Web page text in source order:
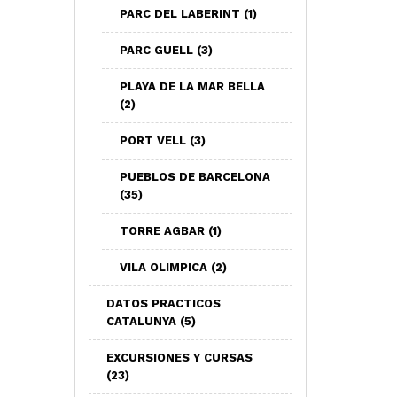
PARC DEL LABERINT (1)
PARC GUELL (3)
PLAYA DE LA MAR BELLA
(2)
PORT VELL (3)
PUEBLOS DE BARCELONA
(35)
TORRE AGBAR (1)
VILA OLIMPICA (2)
DATOS PRACTICOS
CATALUNYA (5)
EXCURSIONES Y CURSAS
(23)